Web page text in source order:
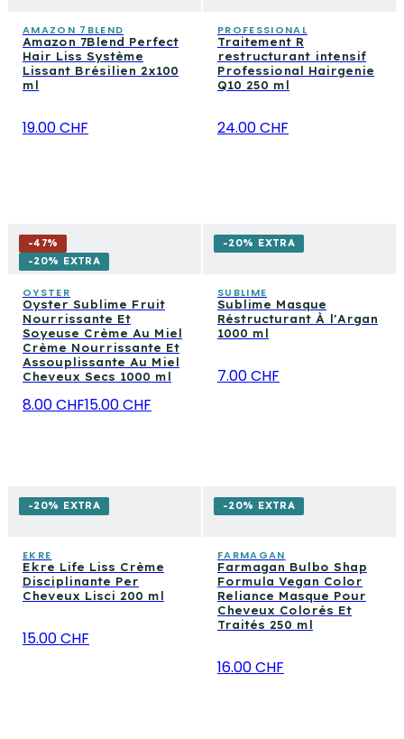
AMAZON 7BLEND
Amazon 7Blend Perfect
Hair Liss Système
Lissant Brésilien 2x100
ml
19.00 CHF
PROFESSIONAL
Traitement R
restructurant intensif
Professional Hairgenie
Q10 250 ml
24.00 CHF
-47%
-20% EXTRA
OYSTER
Oyster Sublime Fruit
Nourrissante Et
Soyeuse Crème Au Miel
Crème Nourrissante Et
Assouplissante Au Miel
Cheveux Secs 1000 ml
8.00 CHF15.00 CHF
-20% EXTRA
SUBLIME
Sublime Masque
Réstructurant À l'Argan
1000 ml
7.00 CHF
-20% EXTRA
EKRE
Ekre Life Liss Crème
Disciplinante Per
Cheveux Lisci 200 ml
15.00 CHF
-20% EXTRA
FARMAGAN
Farmagan Bulbo Shap
Formula Vegan Color
Reliance Masque Pour
Cheveux Colorés Et
Traités 250 ml
16.00 CHF